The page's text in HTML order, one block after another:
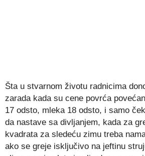
Šta u stvarnom životu radnicima
zarada kada su cene povrća
17 odsto, mleka 18 odsto, i samo
da nastave sa divljanjem, kada za
kvadrata za sledeću zimu treba
ako se greje isključivo na jeftinu